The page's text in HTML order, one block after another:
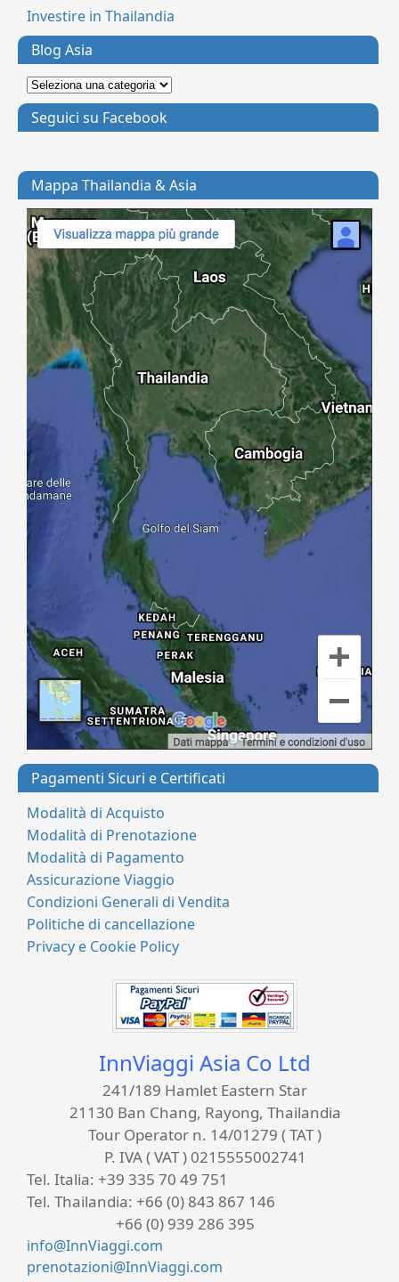
Investire in Thailandia
Blog Asia
Seguici su Facebook
Mappa Thailandia & Asia
Pagamenti Sicuri e Certificati
Modalità di Acquisto
Modalità di Prenotazione
Modalità di Pagamento
Assicurazione Viaggio
Condizioni Generali di Vendita
Politiche di cancellazione
Privacy e Cookie Policy
InnViaggi Asia Co Ltd
241/189 Hamlet Eastern Star
21130 Ban Chang, Rayong, Thailandia
Tour Operator n. 14/01279 ( TAT )
P. IVA ( VAT ) 0215555002741
Tel. Italia: +39 335 70 49 751
Tel. Thailandia: +66 (0) 843 867 146
+66 (0) 939 286 395
info@InnViaggi.com
prenotazioni@InnViaggi.com